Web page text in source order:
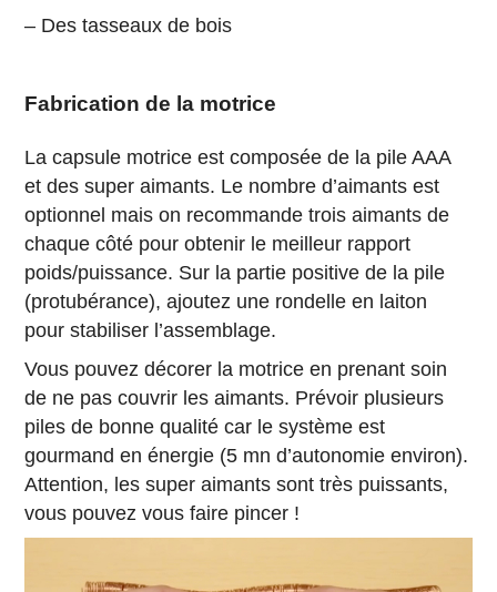
– Des tasseaux de bois
Fabrication de la motrice
La capsule motrice est composée de la pile AAA
et des super aimants. Le nombre d’aimants est
optionnel mais on recommande trois aimants de
chaque côté pour obtenir le meilleur rapport
poids/puissance. Sur la partie positive de la pile
(protubérance), ajoutez une rondelle en laiton
pour stabiliser l’assemblage.
Vous pouvez décorer la motrice en prenant soin
de ne pas couvrir les aimants. Prévoir plusieurs
piles de bonne qualité car le système est
gourmand en énergie (5 mn d’autonomie environ).
Attention, les super aimants sont très puissants,
vous pouvez vous faire pincer !